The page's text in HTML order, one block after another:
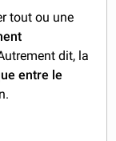
tout ou une
dit, la
entre le